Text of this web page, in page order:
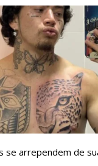
se arrependem de